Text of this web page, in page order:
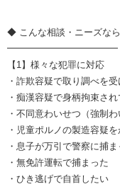
◆ こんな相談・ニーズなら
━━━━━━━━━━━━
【1】様々な犯罪に対応
・詐欺容疑で取り調べを
・痴漢容疑で身柄拘束さ
・不同意わいせつ（強制
・児童ポルノの製造容疑
・息子が万引で警察に捕ま
・無免許運転で捕まった
・ひき逃げで自首したい